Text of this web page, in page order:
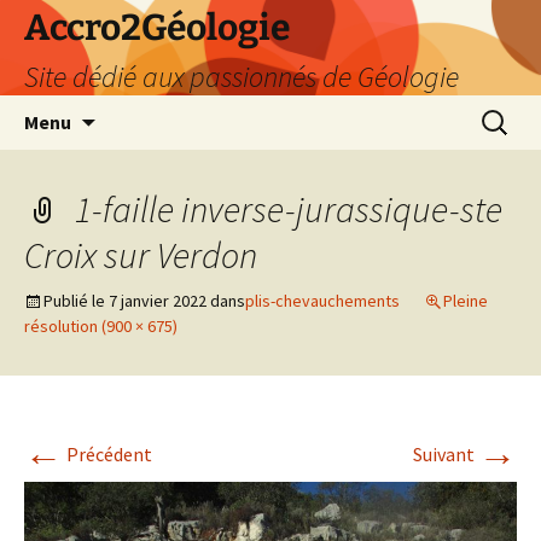
Accro2Géologie
Site dédié aux passionnés de Géologie
Menu
1-faille inverse-jurassique-ste
Croix sur Verdon
Publié le 7 janvier 2022dansplis-chevauchements
Pleine
résolution (900 × 675)
← Précédent Suivant →